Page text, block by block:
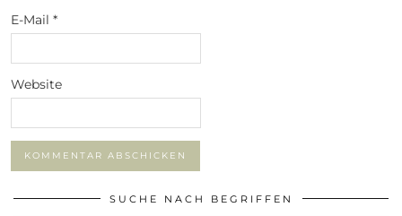
E-Mail *
Website
SUCHE NACH BEGRIFFEN